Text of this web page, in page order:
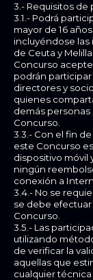
3.- Requisitos de
3.1.- Podrá
mayor de 16
incluyéndose las
de Ceuta y
Concurso acepte
podrán
directores y
quienes
demás
Concurso.
3.3.- Con el fin
este Concurso
dispositivo móvil
ningún
conexión a
3.4.- No se
se debe
Concurso.
3.5.- Las
utilizando
de verificar la
aquellas que
cualquier